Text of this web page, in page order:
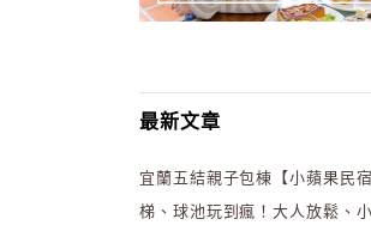
最新文章
宜蘭五結親子包棟【小蘋果民
梯、球池玩到瘋！大人放鬆、